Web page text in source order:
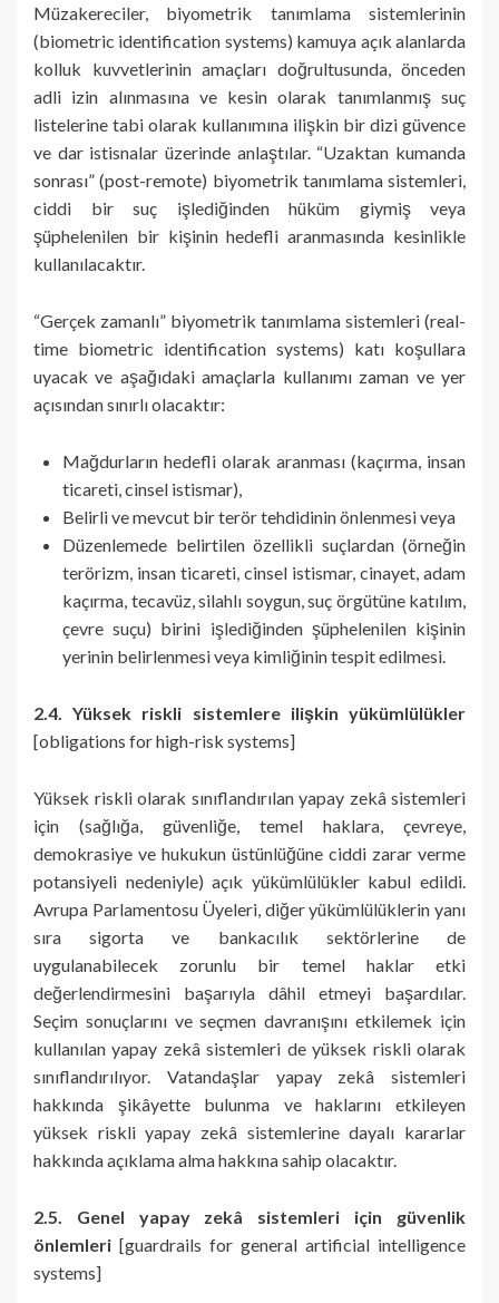
Müzakereciler, biyometrik tanımlama sistemlerinin
(biometric identification systems) kamuya açık alanlarda
kolluk kuvvetlerinin amaçları doğrultusunda, önceden
adli izin alınmasına ve kesin olarak tanımlanmış suç
listelerine tabi olarak kullanımına ilişkin bir dizi güvence
ve dar istisnalar üzerinde anlaştılar. “Uzaktan kumanda
sonrası” (post-remote) biyometrik tanımlama sistemleri,
ciddi bir suç işlediğinden hüküm giymiş veya
şüphelenilen bir kişinin hedefli aranmasında kesinlikle
kullanılacaktır.
“Gerçek zamanlı” biyometrik tanımlama sistemleri (real-
time biometric identification systems) katı koşullara
uyacak ve aşağıdaki amaçlarla kullanımı zaman ve yer
açısından sınırlı olacaktır:
Mağdurların hedefli olarak aranması (kaçırma, insan
ticareti, cinsel istismar),
Belirli ve mevcut bir terör tehdidinin önlenmesi veya
Düzenlemede belirtilen özellikli suçlardan (örneğin
terörizm, insan ticareti, cinsel istismar, cinayet, adam
kaçırma, tecavüz, silahlı soygun, suç örgütüne katılım,
çevre suçu) birini işlediğinden şüphelenilen kişinin
yerinin belirlenmesi veya kimliğinin tespit edilmesi.
2.4. Yüksek riskli sistemlere ilişkin yükümlülükler
[obligations for high-risk systems]
Yüksek riskli olarak sınıflandırılan yapay zekâ sistemleri
için (sağlığa, güvenliğe, temel haklara, çevreye,
demokrasiye ve hukukun üstünlüğüne ciddi zarar verme
potansiyeli nedeniyle) açık yükümlülükler kabul edildi.
Avrupa Parlamentosu Üyeleri, diğer yükümlülüklerin yanı
sıra sigorta ve bankacılık sektörlerine de
uygulanabilecek zorunlu bir temel haklar etki
değerlendirmesini başarıyla dâhil etmeyi başardılar.
Seçim sonuçlarını ve seçmen davranışını etkilemek için
kullanılan yapay zekâ sistemleri de yüksek riskli olarak
sınıflandırılıyor. Vatandaşlar yapay zekâ sistemleri
hakkında şikâyette bulunma ve haklarını etkileyen
yüksek riskli yapay zekâ sistemlerine dayalı kararlar
hakkında açıklama alma hakkına sahip olacaktır.
2.5. Genel yapay zekâ sistemleri için güvenlik
önlemleri [guardrails for general artificial intelligence
systems]